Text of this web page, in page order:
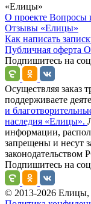
«Елицы»
О проекте Вопросы
Отзывы «Елицы»
Как написать
Публичная оферта О
Подпишитесь на
Осуществляя заказ
поддерживаете
и
наследия «Елицы».
информации,
запрещены и несут
законодательством
Подпишитесь на
© 2013-2026 Елицы,